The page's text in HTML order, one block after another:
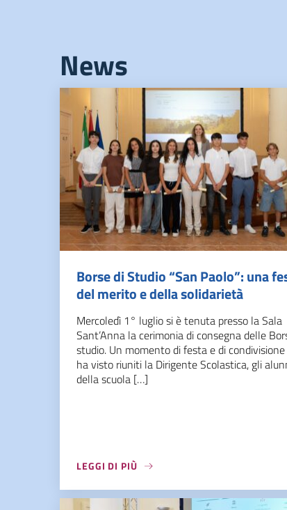
News
Borse di Studio “San Paolo”: una
del merito e della solidarietà
Mercoledì 1° luglio si è tenuta presso la Sala
Sant’Anna la cerimonia di consegna delle
studio. Un momento di festa e di
ha visto riuniti la Dirigente Scolastica, gli
della scuola […]
LEGGI DI PIÙ